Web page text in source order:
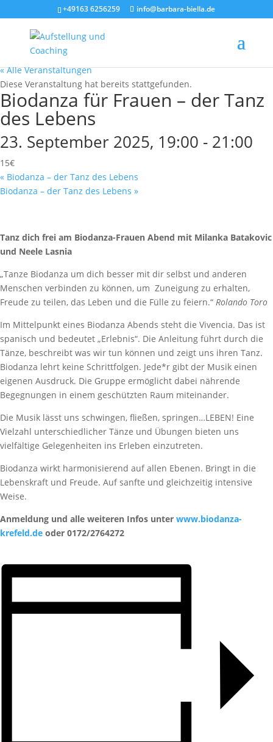
+49163 6256259 info@barbara-biella.de
« Alle Veranstaltungen
Diese Veranstaltung hat bereits stattgefunden.
Biodanza für Frauen – der Tanz
des Lebens
23. September 2025, 19:00 - 21:00
15€
« Biodanza – der Tanz des Lebens
Biodanza – der Tanz des Lebens »
Tanz dich frei am Biodanza-Frauen Abend mit Milanka Batakovic
und Neele Lasnia
„Tanze Biodanza um dich besser mit dir selbst und anderen
Menschen verbinden zu können, um Zuneigung zu erhalten,
Freude zu teilen, das Leben und die Fülle zu feiern.“ Rolando Toro
Im Mittelpunkt eines Biodanza Abends steht die Vivencia. Das ist
spanisch und bedeutet „Erlebnis“. Die Anleitung führt durch die
Tänze, beschreibt was wir tun können und zeigt uns ihren Tanz.
Biodanza lehrt keine Schrittfolgen. Jede*r gibt der Musik einen
eigenen Ausdruck. Die Gruppe ermöglicht dabei nährende
Begegnungen in einem geschützten Raum miteinander.
Die Musik lässt uns schwingen, fließen, springen…LEBEN! Eine
Vielzahl unterschiedlicher Tänze und Übungen bieten uns
vielfältige Gelegenheiten ins Erleben einzutreten.
Biodanza wirkt harmonisierend auf allen Ebenen. Bringt in die
Lebenskraft und Freude. Auf sanfte und gleichzeitig intensive
Weise.
Anmeldung und alle weiteren Infos unter www.biodanza-
krefeld.de oder 0172/2764272